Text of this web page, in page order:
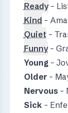
Ready–
Kind –
Quiet –
Funny–
Young –
Older–
Nervous–
Sick –